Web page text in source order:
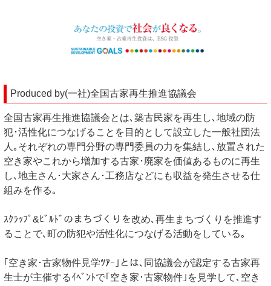
Produced by(一社)全国古家再生推進協議会
全国古家再生推進協議会とは､築古民家を再生し､地域の防
犯･活性化につなげることを目的として設立した一般社団法
人｡それぞれの専門分野の専門委員の力を集結し､放置された
空き家やこれから増加する古家･廃家を価値あるものに再生
し､地主さん･大家さん･工務店などにも収益を発生させる仕
組みを作る｡
ｽｸﾗｯﾌﾟ&ﾋﾞﾙﾄﾞのまちづくりを改め､再生まちづくりを推進す
ることで､町の防犯や活性化につなげる活動をしている｡
｢空き家･古家物件見学ﾂｱｰ｣とは､同協議会が認定する古家再
生士が主催するｲﾍﾞﾝﾄで｢空き家･古家物件｣を見学して､空き